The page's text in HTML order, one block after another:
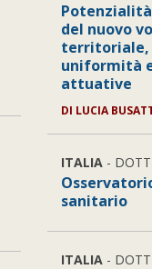
del nuovo
territoriale,
uniformità
attuative
DI LUCIA
ITALIA -
sanitario
ITALIA -